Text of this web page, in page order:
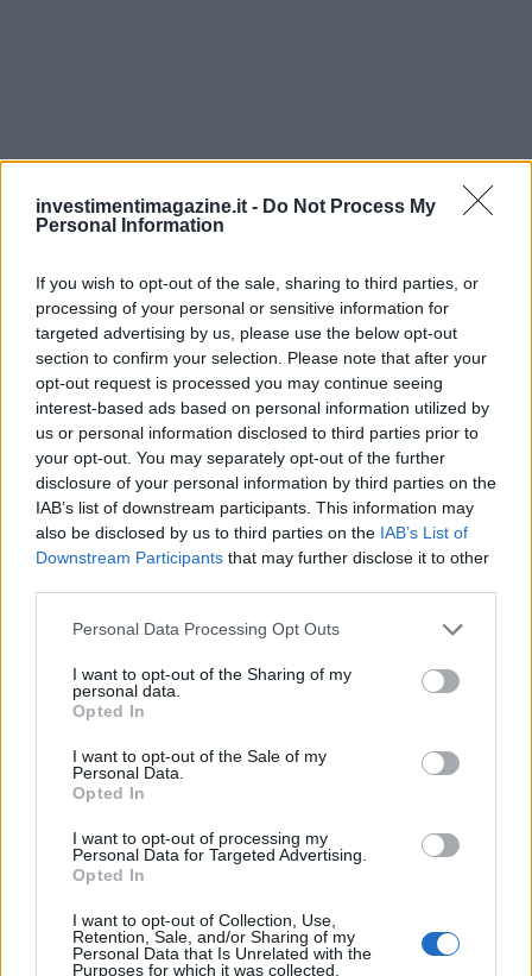
investimentimagazine.it - Do Not Process My
Personal Information
If you wish to opt-out of the sale, sharing to third parties, or
processing of your personal or sensitive information for
targeted advertising by us, please use the below opt-out
section to confirm your selection. Please note that after your
opt-out request is processed you may continue seeing
interest-based ads based on personal information utilized by
us or personal information disclosed to third parties prior to
your opt-out. You may separately opt-out of the further
disclosure of your personal information by third parties on the
IAB’s list of downstream participants. This information may
also be disclosed by us to third parties on the IAB’s List of
Downstream Participants that may further disclose it to other
Please note that this website/app uses one or more Google
not limited to your visit or usage behaviour. You may click to
grant or deny consent to Google and its third-party tags to
use your data for below specified purposes in below Google
consent section.
Personal Data Processing Opt Outs
I want to opt-out of the Sharing of my
personal data.
Opted In
I want to opt-out of the Sale of my
Personal Data.
Opted In
I want to opt-out of processing my
Personal Data for Targeted Advertising.
Opted In
I want to opt-out of Collection, Use,
Retention, Sale, and/or Sharing of my
Personal Data that Is Unrelated with the
Purposes for which it was collected.
Continua a leggere
INVESTIMENTI
Come distinguere rumore e informazione azionabile nei
mercati
INVESTIMENTI